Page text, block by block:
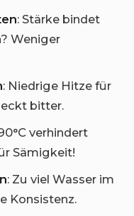
: Stärke bindet
Weniger
: Niedrige Hitze für
bitter.
verhindert
Sämigkeit!
: Zu viel Wasser im
Konsistenz.